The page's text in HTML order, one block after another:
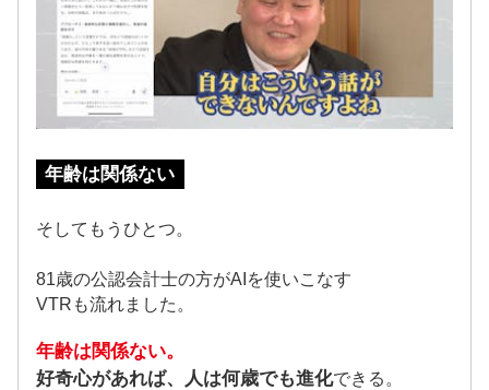
年齢は関係ない
そしてもうひとつ。
81歳の公認会計士の方がAIを使いこなす
VTRも流れました。
年齢は関係ない。
好奇心があれば、人は何歳でも進化できる。